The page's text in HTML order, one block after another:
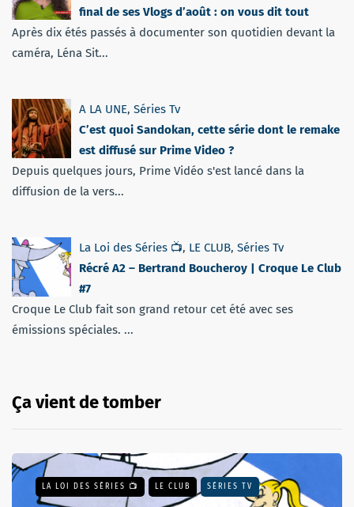
final de ses Vlogs d’août : on vous dit tout
Après dix étés passés à documenter son quotidien devant la
caméra, Léna Sit...
A LA UNE, Séries Tv
C’est quoi Sandokan, cette série dont le remake
est diffusé sur Prime Video ?
Depuis quelques jours, Prime Vidéo s'est lancé dans la
diffusion de la vers...
La Loi des Séries 📺, LE CLUB, Séries Tv
Récré A2 – Bertrand Boucheroy | Croque Le Club
#7
Croque Le Club fait son grand retour cet été avec ses
émissions spéciales. ...
Ça vient de tomber
LA LOI DES SÉRIES 📺 LE CLUB SÉRIES TV